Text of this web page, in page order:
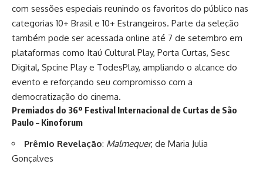
com sessões especiais reunindo os favoritos do público nas
categorias 10+ Brasil e 10+ Estrangeiros. Parte da seleção
também pode ser acessada online até 7 de setembro em
plataformas como Itaú Cultural Play, Porta Curtas, Sesc
Digital, Spcine Play e TodesPlay, ampliando o alcance do
evento e reforçando seu compromisso com a
democratização do cinema.
Premiados do 36º Festival Internacional de Curtas de São
Paulo – Kinoforum
Prêmio Revelação: Malmequer, de Maria Julia
Gonçalves